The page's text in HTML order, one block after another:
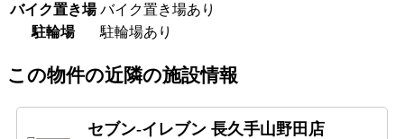
バイク置き場 バイク置き場あり
駐輪場
駐輪場あり
この物件の近隣の施設情報
セブン-イレブン 長久手山野田店